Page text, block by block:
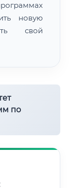
новую
свой
по